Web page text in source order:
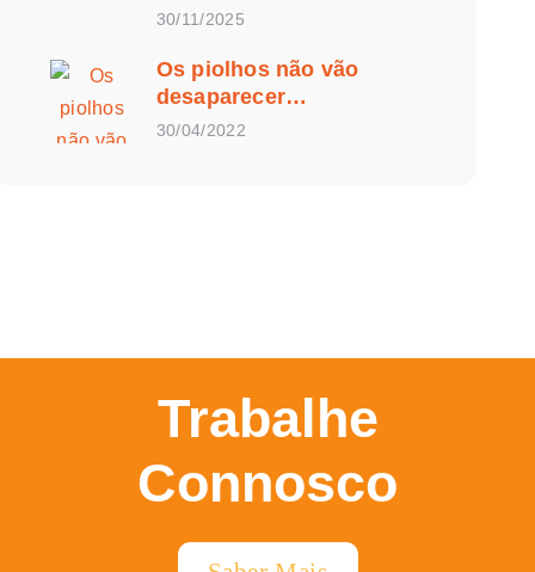
30/11/2025
Os piolhos não vão
desaparecer…
30/04/2022
Trabalhe
Connosco